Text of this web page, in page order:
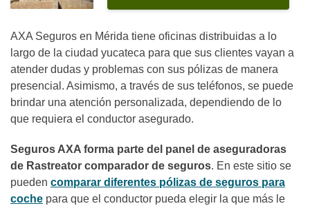
AXA Seguros en Mérida tiene oficinas distribuidas a lo
largo de la ciudad yucateca para que sus clientes vayan a
atender dudas y problemas con sus pólizas de manera
presencial. Asimismo, a través de sus teléfonos, se puede
brindar una atención personalizada, dependiendo de lo
que requiera el conductor asegurado.
Seguros AXA forma parte del panel de aseguradoras
de Rastreator comparador de seguros. En este sitio se
pueden comparar diferentes pólizas de seguros para
coche para que el conductor pueda elegir la que más le